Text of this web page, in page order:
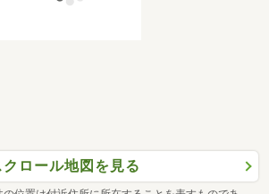
クロール地図を見る